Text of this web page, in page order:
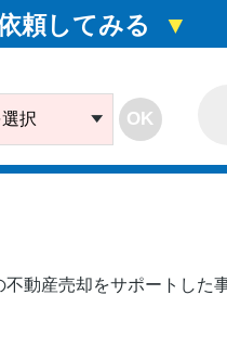
頼してみる
択 OK
動産売却をサポートした